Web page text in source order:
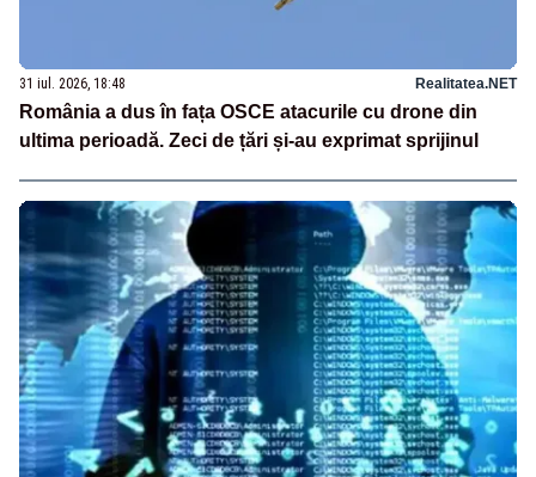
31 iul. 2026, 18:48 Realitatea.NET
România a dus în fața OSCE atacurile cu drone din
ultima perioadă. Zeci de țări și-au exprimat sprijinul